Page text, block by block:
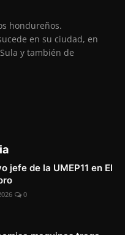
hondureños.
en su ciudad, en
y también de
jefe de la UMEP11 en El
0